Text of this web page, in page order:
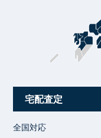
宅配査定
全国対応